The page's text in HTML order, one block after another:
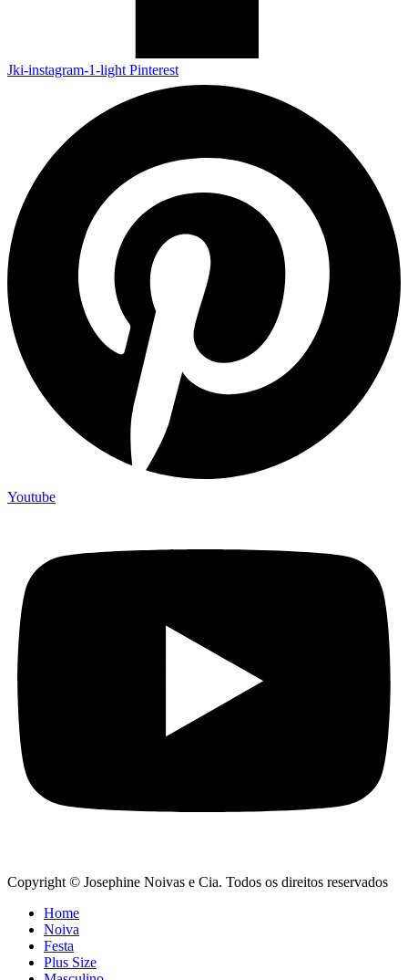
Jki-instagram-1-light Pinterest
Youtube
Copyright © Josephine Noivas e Cia. Todos os direitos reservados
Home
Noiva
Festa
Plus Size